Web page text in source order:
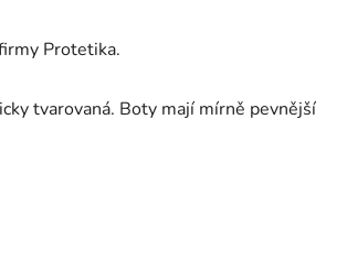
Protetika.
tvarovaná. Boty mají mírně pevnější